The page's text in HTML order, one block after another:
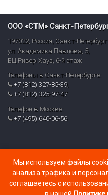
ООО «СТМ» Санкт-
197022, Россия Санкт-Петербург
ул. Академика Павлова, 5,
БЦ Ривер Хауз 6-й этаж
Телефоны в Санкт-Петербурге:
+7 (812) 327-85-39,
+7 (812) 325-97-47
Телефон в Москве:
+7 (495) 640-06-56
Политика обработки
требований к их
Мы используем файлы
анализа трафика и
соглашаетесь с